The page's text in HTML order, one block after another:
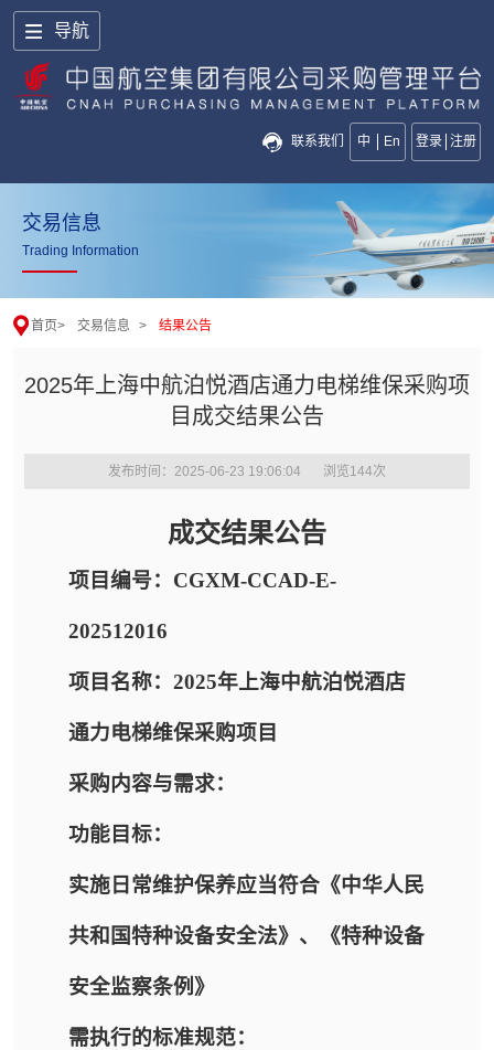
导航
联系我们 中 En 登录 注册
交易信息
Trading Information
首页> 交易信息 > 结果公告
2025年上海中航泊悦酒店通力电梯维保采购项
目成交结果公告
发布时间：2025-06-23 19:06:04 浏览144次
成交结果公告
项目编号：CGXM-CCAD-E-
202512016
项目名称：2025年上海中航泊悦酒店
通力电梯维保采购项目
采购内容与需求：
功能目标：
实施日常维护保养应当符合《中华人民
共和国特种设备安全法》、《特种设备
安全监察条例》
需执行的标准规范：